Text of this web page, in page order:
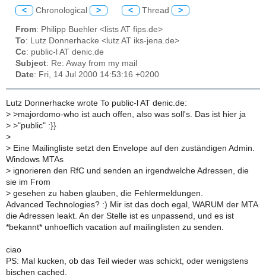
< Chronological > < Thread >
From: Philipp Buehler <lists AT fips.de>
To: Lutz Donnerhacke <lutz AT iks-jena.de>
Cc: public-l AT denic.de
Subject: Re: Away from my mail
Date: Fri, 14 Jul 2000 14:53:16 +0200
Lutz Donnerhacke wrote To public-l AT denic.de:
> >majordomo-who ist auch offen, also was soll's. Das ist hier ja
> >"public" :}}
>
> Eine Mailingliste setzt den Envelope auf den zuständigen Admin.
Windows MTAs
> ignorieren den RfC und senden an irgendwelche Adressen, die
sie im From
> gesehen zu haben glauben, die Fehlermeldungen.
Advanced Technologies? :) Mir ist das doch egal, WARUM der MTA
die Adressen leakt. An der Stelle ist es unpassend, und es ist
*bekannt* unhoeflich vacation auf mailinglisten zu senden.
ciao
PS: Mal kucken, ob das Teil wieder was schickt, oder wenigstens
bischen cached.